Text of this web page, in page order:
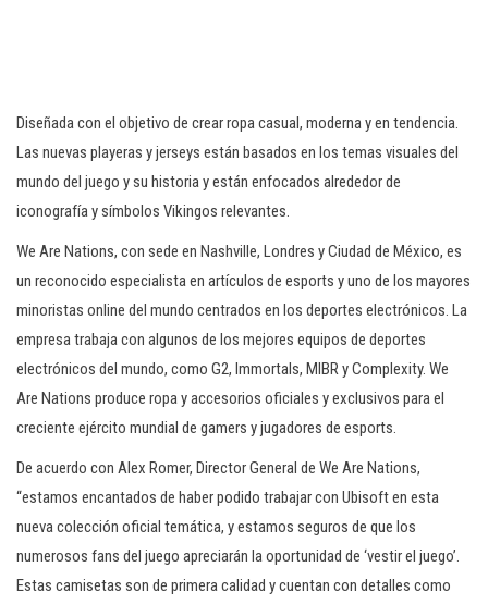
Diseñada con el objetivo de crear ropa casual, moderna y en tendencia.
Las nuevas playeras y jerseys están basados en los temas visuales del
mundo del juego y su historia y están enfocados alrededor de
iconografía y símbolos Vikingos relevantes.
We Are Nations, con sede en Nashville, Londres y Ciudad de México, es
un reconocido especialista en artículos de esports y uno de los mayores
minoristas online del mundo centrados en los deportes electrónicos. La
empresa trabaja con algunos de los mejores equipos de deportes
electrónicos del mundo, como G2, Immortals, MIBR y Complexity. We
Are Nations produce ropa y accesorios oficiales y exclusivos para el
creciente ejército mundial de gamers y jugadores de esports.
De acuerdo con Alex Romer, Director General de We Are Nations,
“estamos encantados de haber podido trabajar con Ubisoft en esta
nueva colección oficial temática, y estamos seguros de que los
numerosos fans del juego apreciarán la oportunidad de ‘vestir el juego’.
Estas camisetas son de primera calidad y cuentan con detalles como